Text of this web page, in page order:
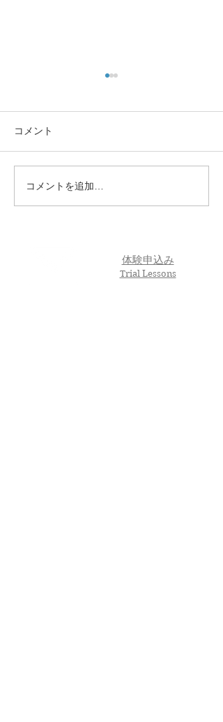
🌸 En-Joy Englishの英検合
格実績（2026年度 第1回）
コメント
コメントを追加…
体験申込み
Trial Lessons